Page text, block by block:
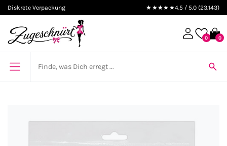
Diskrete Verpackung ★★★★★4.5 / 5.0 (23.143)
0 0